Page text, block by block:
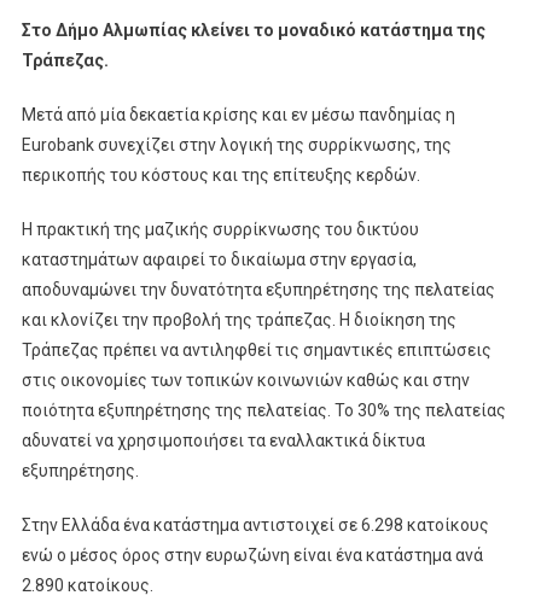
Στο Δήμο Αλμωπίας κλείνει το μοναδικό κατάστημα της
Τράπεζας.
Μετά από μία δεκαετία κρίσης και εν μέσω πανδημίας η
Eurobank συνεχίζει στην λογική της συρρίκνωσης, της
περικοπής του κόστους και της επίτευξης κερδών.
Η πρακτική της μαζικής συρρίκνωσης του δικτύου
καταστημάτων αφαιρεί το δικαίωμα στην εργασία,
αποδυναμώνει την δυνατότητα εξυπηρέτησης της πελατείας
και κλονίζει την προβολή της τράπεζας. Η διοίκηση της
Τράπεζας πρέπει να αντιληφθεί τις σημαντικές επιπτώσεις
στις οικονομίες των τοπικών κοινωνιών καθώς και στην
ποιότητα εξυπηρέτησης της πελατείας. Το 30% της πελατείας
αδυνατεί να χρησιμοποιήσει τα εναλλακτικά δίκτυα
εξυπηρέτησης.
Στην Ελλάδα ένα κατάστημα αντιστοιχεί σε 6.298 κατοίκους
ενώ ο μέσος όρος στην ευρωζώνη είναι ένα κατάστημα ανά
2.890 κατοίκους.